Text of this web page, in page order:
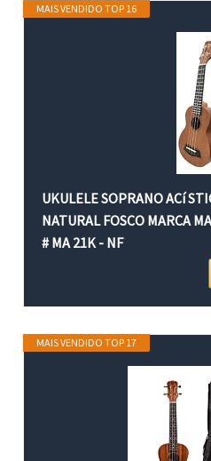
MAIS VENDIDO TOP 16
UKULELE SOPRANO ACí
NATURAL FOSCO MARCA
# MA 21K - NF
MAIS VENDIDO TOP 17